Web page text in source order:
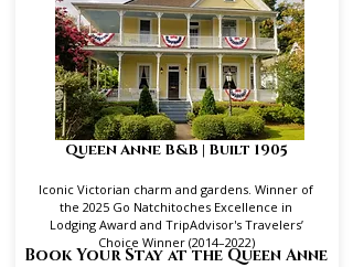
Queen Anne B&B | Built 1905
Iconic Victorian charm and gardens. Winner of
the 2025 Go Natchitoches Excellence in
Lodging Award and TripAdvisor's Travelers’
Choice Winner (2014–2022)
Book Your Stay at the Queen Anne